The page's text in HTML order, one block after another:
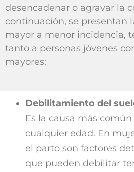
desencadenar o agravar la
continuación, se presentan
mayor a menor incidencia,
tanto a personas jóvenes
mayores:
Debilitamiento del
Es la causa más
cualquier edad. En
el parto son factores
que pueden debilitar